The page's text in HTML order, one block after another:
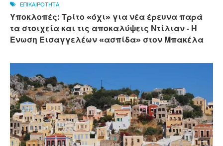
ΕΠΙΚΑΙΡΟΤΗΤΑ
Υποκλοπές: Τρίτο «όχι» για νέα έρευνα παρά
τα στοιχεία και τις αποκαλύψεις Ντίλιαν - Η
Ένωση Εισαγγελέων «ασπίδα» στον Μπακέλα